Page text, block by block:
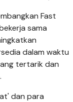
Fast
sama
dalam waktu
tertarik dan
dan para